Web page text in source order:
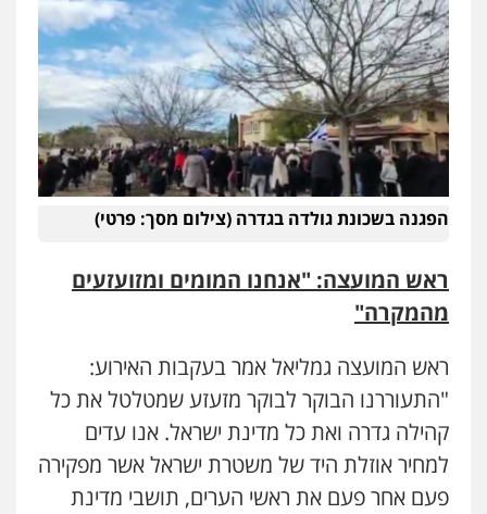
עו"ד איהאב ג'לג'ולי
פלילי מעצרים וחקירות עורכי דין לענייני
אסירים
0505216700
עו"ד שלומי שרון
פלילי צבאי מעצרים וחקירות
0525544654
מנשה, אלמוג – עורכי דין
עבירות תנועה צווארון לבן
עורכי דין לענייני אסירים מעצרים וחקירות
0546470989
הפגנה בשכונת גולדה בגדרה (צילום מסך: פרטי)
ראש המועצה: "אנחנו המומים ומזועזעים
מהמקרה"
ראש המועצה גמליאל אמר בעקבות האירוע:
"התעוררנו הבוקר לבוקר מזעזע שמטלטל את כל
קהילה גדרה ואת כל מדינת ישראל. אנו עדים
למחיר אוזלת היד של משטרת ישראל אשר מפקירה
פעם אחר פעם את ראשי הערים, תושבי מדינת